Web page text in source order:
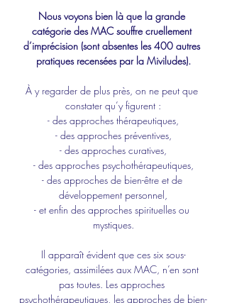
Nous voyons bien là que la grande
catégorie des MAC souffre cruellement
d’imprécision (sont absentes les 400 autres
pratiques recensées par la Miviludes).
À y regarder de plus près, on ne peut que
constater qu’y figurent :
- des approches thérapeutiques,
- des approches préventives,
- des approches curatives,
- des approches psychothérapeutiques,
- des approches de bien-être et de
développement personnel,
- et enfin des approches spirituelles ou
mystiques.
Il apparaît évident que ces six sous-
catégories, assimilées aux MAC, n’en sont
pas toutes. Les approches
psychothérapeutiques, les approches de bien-